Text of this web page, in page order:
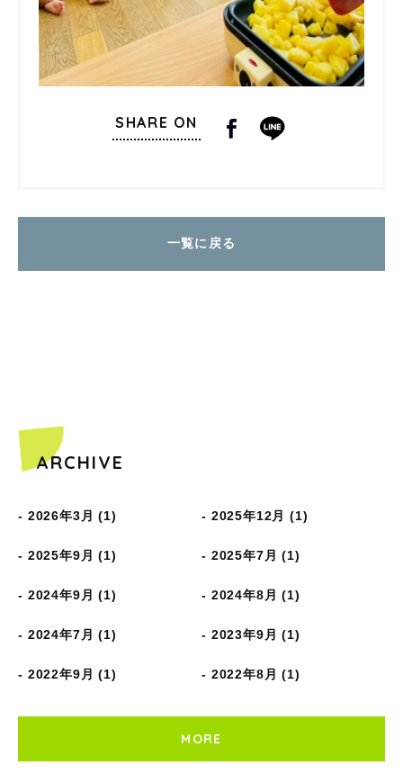
SHARE ON
一覧に戻る
ARCHIVE
2026年3月 (1) 2025年12月 (1)
2025年9月 (1) 2025年7月 (1)
2024年9月 (1) 2024年8月 (1)
2024年7月 (1) 2023年9月 (1)
2022年9月 (1) 2022年8月 (1)
MORE